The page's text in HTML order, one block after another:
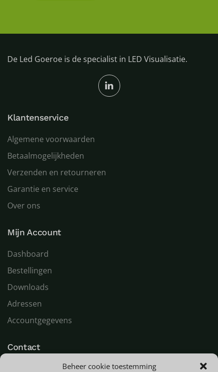
Beheer cookie toestemming
De Led Goeroe is de specialist in LED Visualisatie.
Klantenservice
Algemene voorwaarden
Betaalmogelijkheden
Verzenden en retourneren
Garantie en service
Over ons
Mijn Account
Dashboard
Bestellingen
Downloads
Adressen
Accountgegevens
Contact